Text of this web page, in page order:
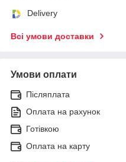
Delivery
Всі умови доставки
Умови оплати
Післяплата
Оплата на рахунок
Готівкою
Оплата на карту